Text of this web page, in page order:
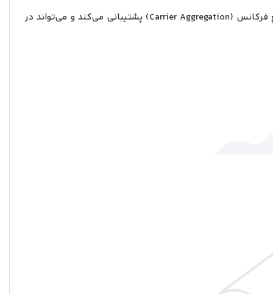
با تجمیع فرکانس (Carrier Aggregation) پشتیبانی می‌کند و می‌تواند در